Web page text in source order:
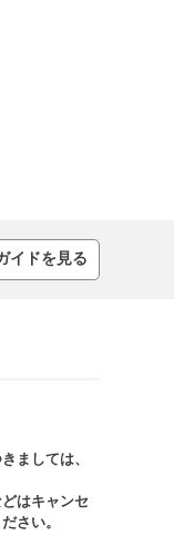
イドを見る
ましては、
はキャンセ
さい。​